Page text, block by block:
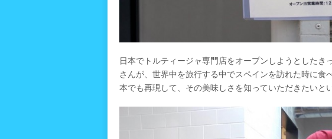
日本でトルティージャ専門店をオープンしようとしたき
さんが、世界中を旅行する中でスペインを訪れた時に食
本でも再現して、その美味しさを知っていただきたいと